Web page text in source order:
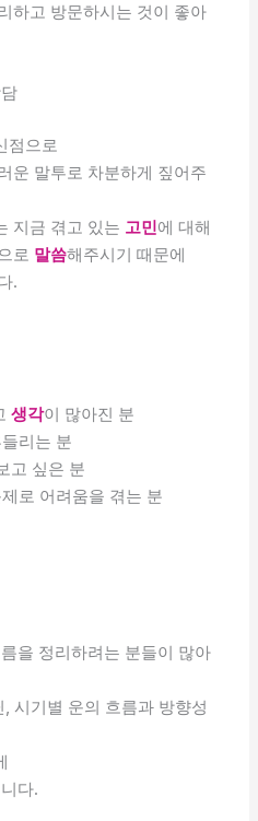
하고 방문하시는 것이 좋아
점으로
운 말투로 차분하게 짚어주
지금 겪고 있는 고민에 대해
로 말씀해주시기 때문에
.
생각이 많아진 분
리는 분
고 싶은 분
로 어려움을 겪는 분
을 정리하려는 분들이 많아
, 시기별 운의 흐름과 방향성
다.